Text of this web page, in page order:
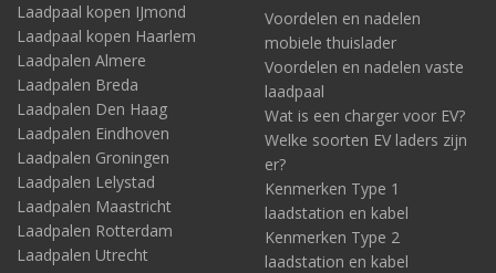
Laadpaal kopen IJmond
Laadpaal kopen Haarlem
Laadpalen Almere
Laadpalen Breda
Laadpalen Den Haag
Laadpalen Eindhoven
Laadpalen Groningen
Laadpalen Lelystad
Laadpalen Maastricht
Laadpalen Rotterdam
Laadpalen Utrecht
Voordelen en nadelen
mobiele thuislader
Voordelen en nadelen vaste
laadpaal
Wat is een charger voor EV?
Welke soorten EV laders zijn
er?
Kenmerken Type 1
laadstation en kabel
Kenmerken Type 2
laadstation en kabel